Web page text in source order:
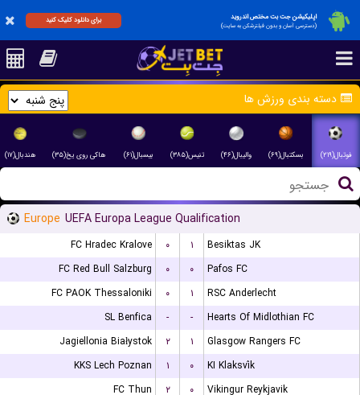
اپلیکیشن جت بت مختص اندروید
(دسترسی آسان و بدون فیلترشکن به سایت)
برای دانلود کلیک کنید
دسته بندی ورزش ها
فوتبال(۲۱۹) بسکتبال(۶۹) والیبال(۴۶) تنیس(۳۸۵) بیسبال(۶۱) هاکی روی یخ(۳۵) هندبال(۱۷)
Europe UEFA Europa League Qualification
FC Hradec Kralove ۰ ۱
Besiktas JK
FC Red Bull Salzburg
۰ ۰
Pafos FC
FC PAOK Thessaloniki
۰ ۱
RSC Anderlecht
SL Benfica
- -
Hearts Of Midlothian FC
Jagiellonia Białystok
۲ ۱
Glasgow Rangers FC
KKS Lech Poznan
۱ ۰
KI Klaksvík
FC Thun
۲ ۰
Vikingur Reykjavik